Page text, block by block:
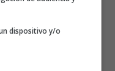
en procesos
mi ‘timeline’ iba a
dispositivo y/o